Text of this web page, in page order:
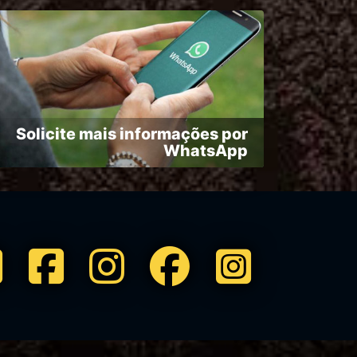
Solicite mais informações por
WhatsApp